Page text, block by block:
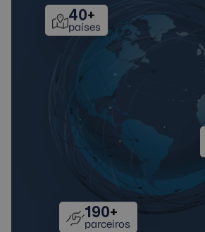
40+
países
190+
parceiros